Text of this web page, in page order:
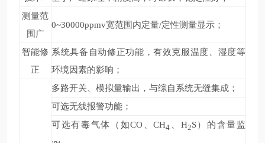
测量范
围广
0~30000ppmv宽范围内定量/定性测量显示；
智能修
正
系统具备自动修正功能，有效克服温度、湿度等
环境因素的影响；
多路开关、模拟量输出，与综自系统无缝集成；
可选无线报警功能；
可选有毒气体（如CO、CH4 、H2S）的含量监